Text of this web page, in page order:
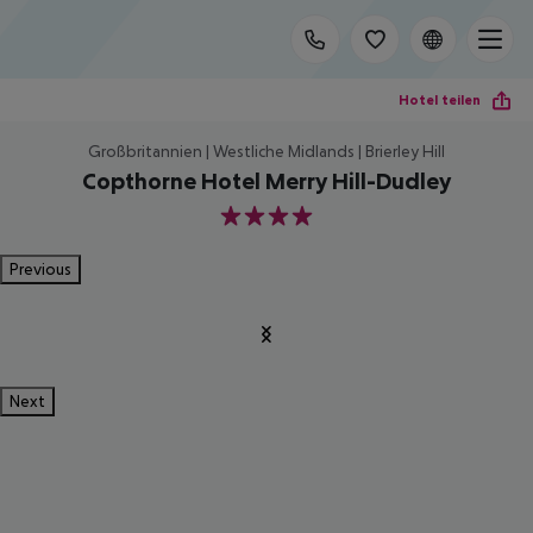
Hotel teilen
Großbritannien | Westliche Midlands | Brierley Hill
Copthorne Hotel Merry Hill-Dudley
4
Previous
Next